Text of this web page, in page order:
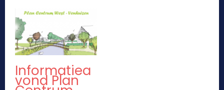
Informatiea
vond Plan